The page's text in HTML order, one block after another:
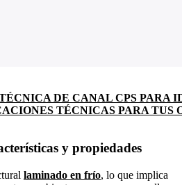
DE CANAL CPS PARA
TÉCNICAS PARA TUS
y propiedades
laminado en frío, lo que implica